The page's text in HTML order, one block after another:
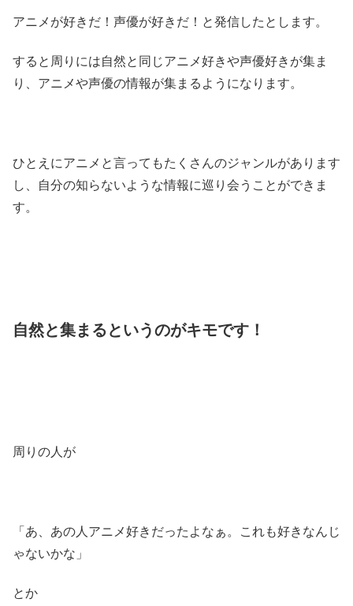
アニメが好きだ！声優が好きだ！と発信したとします。
すると周りには自然と同じアニメ好きや声優好きが集ま
り、アニメや声優の情報が集まるようになります。
ひとえにアニメと言ってもたくさんのジャンルがあります
し、自分の知らないような情報に巡り会うことができま
す。
自然と集まるというのがキモです！
周りの人が
「あ、あの人アニメ好きだったよなぁ。これも好きなんじ
ゃないかな」
とか